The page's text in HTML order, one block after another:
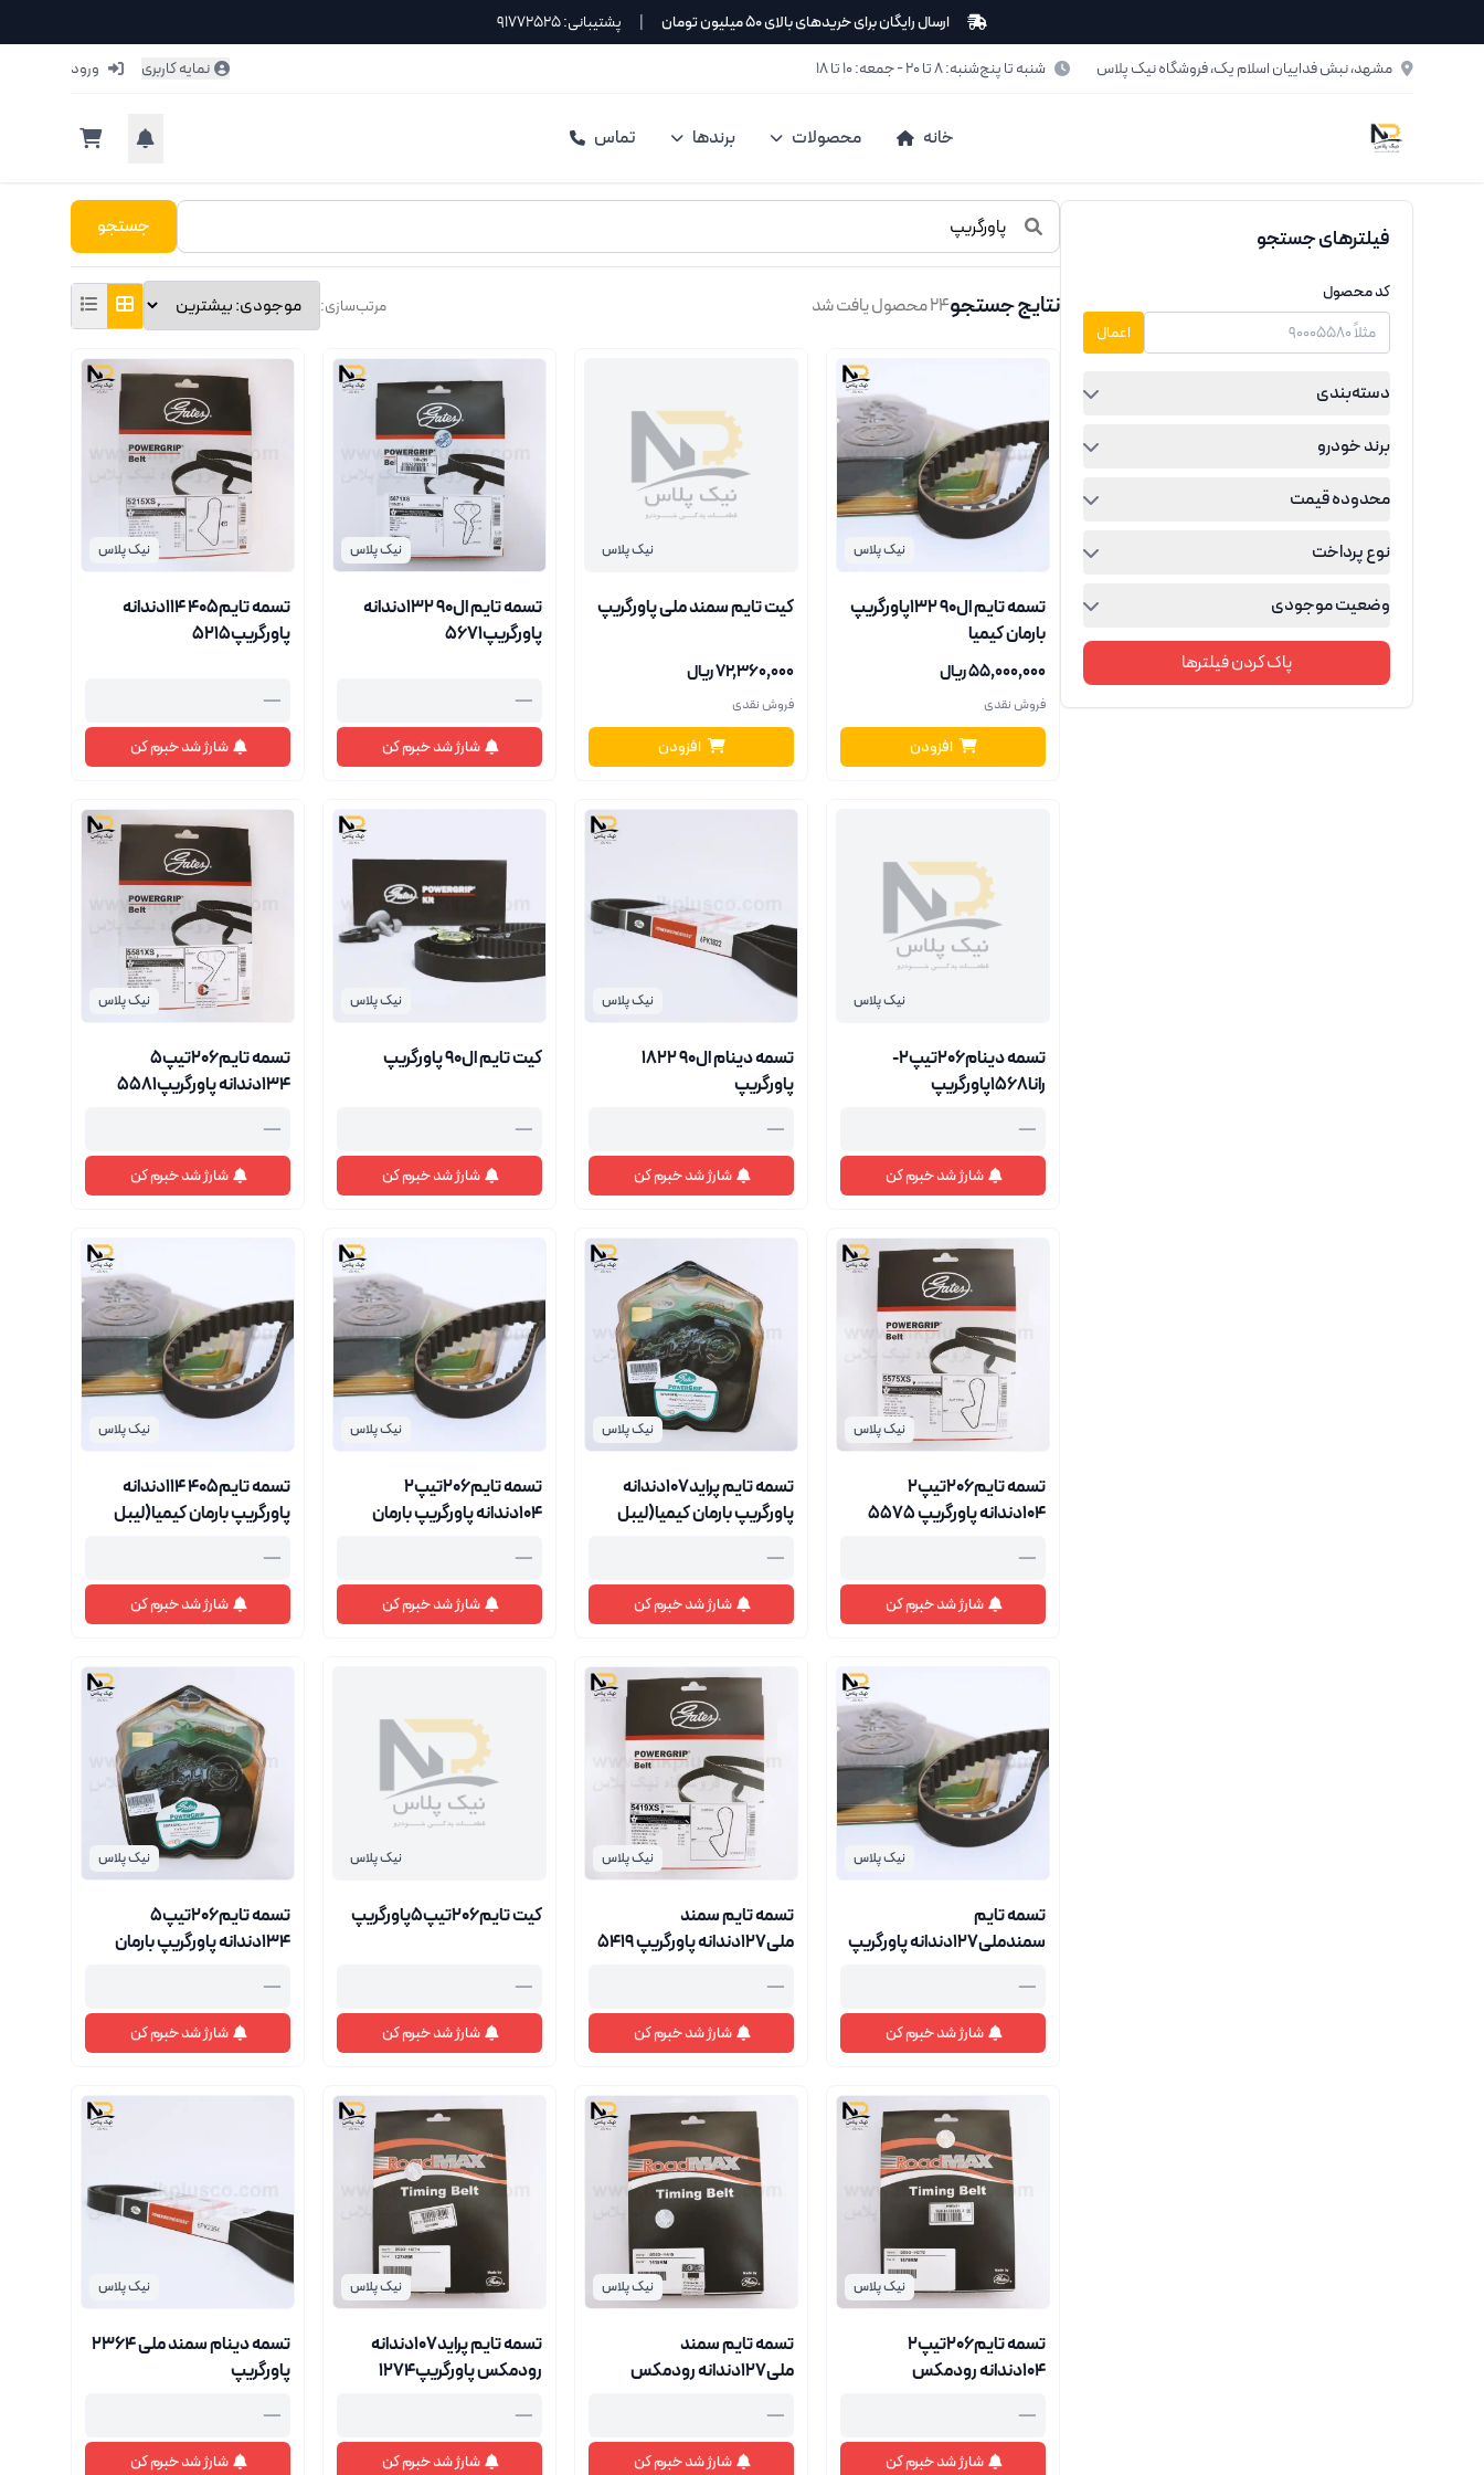
ارسال رایگان برای خریدهای بالای ۵۰ میلیون تومان |
پشتیبانی: ۹۱۷۷۲۵۲۵
مشهد، نبش فداییان اسلام یک، فروشگاه نیک پلاس
شنبه تا پنج‌شنبه: ۸ تا ۲۰ - جمعه: ۱۰ تا ۱۸ نمایه کاربری ورود
خانه محصولات برندها تماس
محصولات پاورگریپ
فیلترهای جستجو
کد محصول
اعمال
دسته‌بندی
برند خودرو
محدوده قیمت
نوع پرداخت
وضعیت موجودی
پاک کردن فیلترها
جستجو
نتایج جستجو۲۴ محصول یافت شد مرتب‌سازی:
نیک پلاس
تسمه تایم ال90 132پاورگریپ
بارمان کیمیا
۵۵٬۰۰۰٬۰۰۰ ریال
فروش نقدی
افزودن
نیک پلاس
کیت تایم سمند ملی پاورگریپ
۷۲٬۳۶۰٬۰۰۰ ریال
فروش نقدی
افزودن
نیک پلاس
تسمه تایم ال90 132دندانه
پاورگریپ5671
—
شارژ شد خبرم کن
نیک پلاس
تسمه تایم405 114دندانه
پاورگریپ5215
—
شارژ شد خبرم کن
نیک پلاس
تسمه دینام206تیپ2-
رانا1568پاورگریپ
—
شارژ شد خبرم کن
نیک پلاس
تسمه دینام ال90 1822
پاورگریپ
—
شارژ شد خبرم کن
نیک پلاس
کیت تایم ال90 پاورگریپ
—
شارژ شد خبرم کن
نیک پلاس
تسمه تایم206تیپ5
134دندانه پاورگریپ5581
—
شارژ شد خبرم کن
نیک پلاس
تسمه تایم206تیپ2
104دندانه پاورگریپ 5575
—
شارژ شد خبرم کن
نیک پلاس
تسمه تایم پراید107دندانه
پاورگریپ بارمان کیمیا(لیبل
—
شارژ شد خبرم کن
نیک پلاس
تسمه تایم206تیپ2
104دندانه پاورگریپ بارمان
—
شارژ شد خبرم کن
نیک پلاس
تسمه تایم405 114دندانه
پاورگریپ بارمان کیمیا(لیبل
—
شارژ شد خبرم کن
نیک پلاس
تسمه تایم
سمندملی127دندانه پاورگریپ
—
شارژ شد خبرم کن
نیک پلاس
تسمه تایم سمند
ملی127دندانه پاورگریپ 5419
—
شارژ شد خبرم کن
نیک پلاس
کیت تایم206تیپ5پاورگریپ
—
شارژ شد خبرم کن
نیک پلاس
تسمه تایم206تیپ5
134دندانه پاورگریپ بارمان
—
شارژ شد خبرم کن
نیک پلاس
تسمه تایم206تیپ2
104دندانه رودمکس
—
شارژ شد خبرم کن
نیک پلاس
تسمه تایم سمند
ملی127دندانه رودمکس
—
شارژ شد خبرم کن
نیک پلاس
تسمه تایم پراید107دندانه
رودمکس پاورگریپ1274
—
شارژ شد خبرم کن
نیک پلاس
تسمه دینام سمند ملی 2364
پاورگریپ
—
شارژ شد خبرم کن